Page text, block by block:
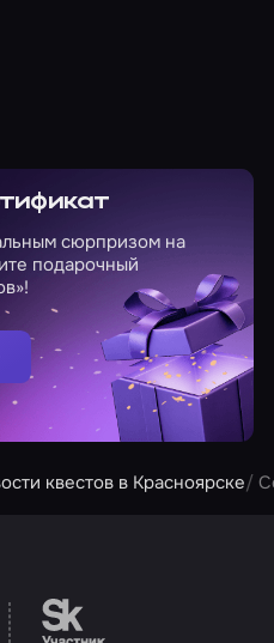
сюрпризом на
подарочный
квестов в Красноярске
Перейти на сайт